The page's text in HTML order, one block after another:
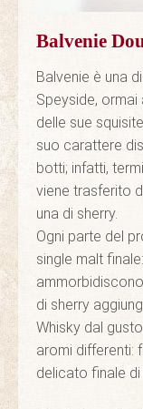
Balvenie
Balvenie è una
Speyside,
delle sue
suo carattere
botti; infatti,
viene trasferito
una di sherry.
Ogni parte del
single malt
di sherry
Whisky dal
aromi differenti:
delicato finale